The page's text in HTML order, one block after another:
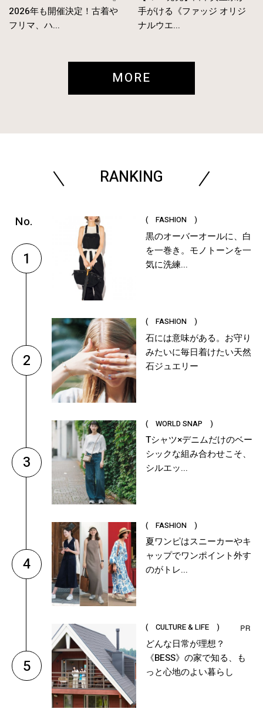
2026年も開催決定！古着や
フリマ、ハ...
手がける《ファッジ オリジ
ナルウエ...
MORE
RANKING
1
( FASHION )
黒のオーバーオールに、白
を一巻き。モノトーンを一
気に洗練...
2
( FASHION )
石には意味がある。お守り
みたいに毎日着けたい天然
石ジュエリー
3
( WORLD SNAP )
Tシャツ×デニムだけのベー
シックな組み合わせこそ、
シルエッ...
4
( FASHION )
夏ワンピはスニーカーやキ
ャップでワンポイント外す
のがトレ...
5
( CULTURE & LIFE )
どんな日常が理想？
《BESS》の家で知る、も
っと心地のよい暮らし